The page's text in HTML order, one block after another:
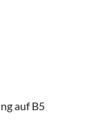
auf B5